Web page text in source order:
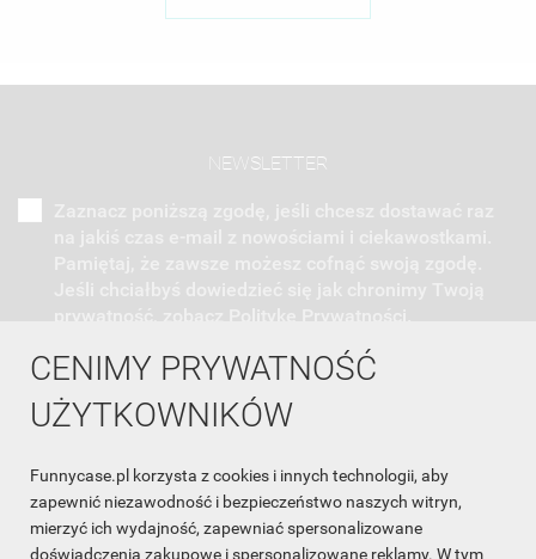
CENIMY PRYWATNOŚĆ
UŻYTKOWNIKÓW
Funnycase.pl korzysta z cookies i innych technologii, aby
zapewnić niezawodność i bezpieczeństwo naszych witryn,
mierzyć ich wydajność, zapewniać spersonalizowane
doświadczenia zakupowe i spersonalizowane reklamy. W tym
NEWSLETTER
INFORMACJA O SKLEPIE
INFORMACJE